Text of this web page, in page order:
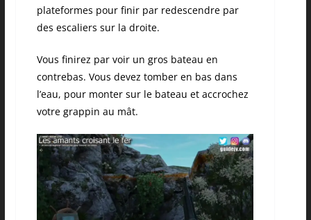
plateformes pour finir par redescendre par
des escaliers sur la droite.
Vous finirez par voir un gros bateau en
contrebas. Vous devez tomber en bas dans
l’eau, pour monter sur le bateau et accrochez
votre grappin au mât.